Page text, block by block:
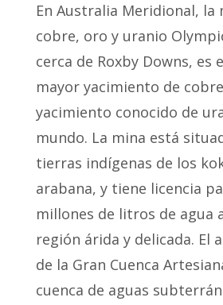
En Australia Meridional, la
cobre, oro y uranio
cerca de Roxby Downs, es
mayor yacimiento de
yacimiento conocido de
mundo. La mina está
tierras indígenas de los
arabana, y tiene licencia
millones de litros de agua
región árida y delicada. El
de la Gran Cuenca
cuenca de aguas